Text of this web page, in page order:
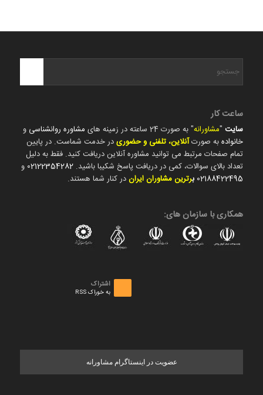
ساعت کار
سایت"مشاورانه" به صورت 24 ساعته در زمینه های مشاوره روانشناسی و
خانوادهبه صورتآنلاین، تلفنی و حضوریدر خدمت شماست. در پایین
تمام صفحات مرتبط می توانید مشاوره آنلاین دریافت کنید. فقط به دلیل
تعداد بالای سوالات، کمی در دریافت پاسخ شکیبا باشید. 02122354282 و
02188422495 برترین مشاوران ایراندر کنار شما هستند.
همکاری با سازمان های:
اشتراک
به خوراک RSS
عضویت در اینستاگرام مشاورانه